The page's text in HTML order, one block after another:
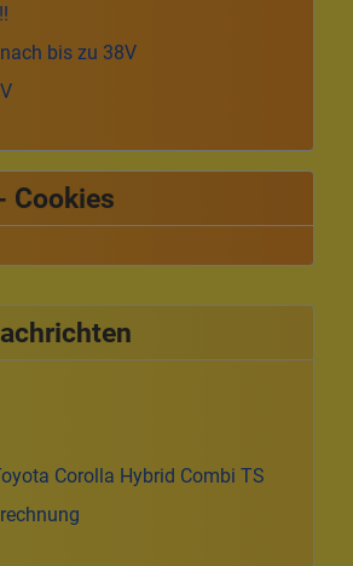
Corolla Hybrid Combi TS
bis zu 38V
Cookies